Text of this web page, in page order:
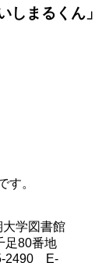
しまるくん」
す。
学図書館
足80番地
2490 E-